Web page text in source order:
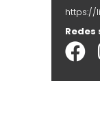
https://
Redes